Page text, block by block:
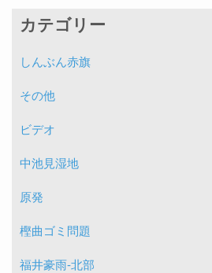
カテゴリー
しんぶん赤旗
その他
ビデオ
中池見湿地
原発
樫曲ゴミ問題
福井豪雨-北部